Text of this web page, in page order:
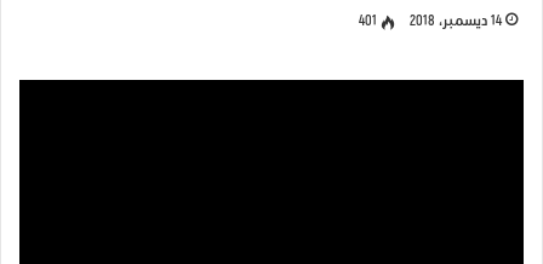
14 ديسمبر، 2018 401